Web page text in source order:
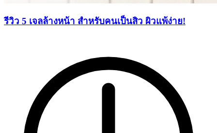
รีวิว 5 เจลล้างหน้า สำหรับคนเป็นสิว ผิวแพ้ง่าย!